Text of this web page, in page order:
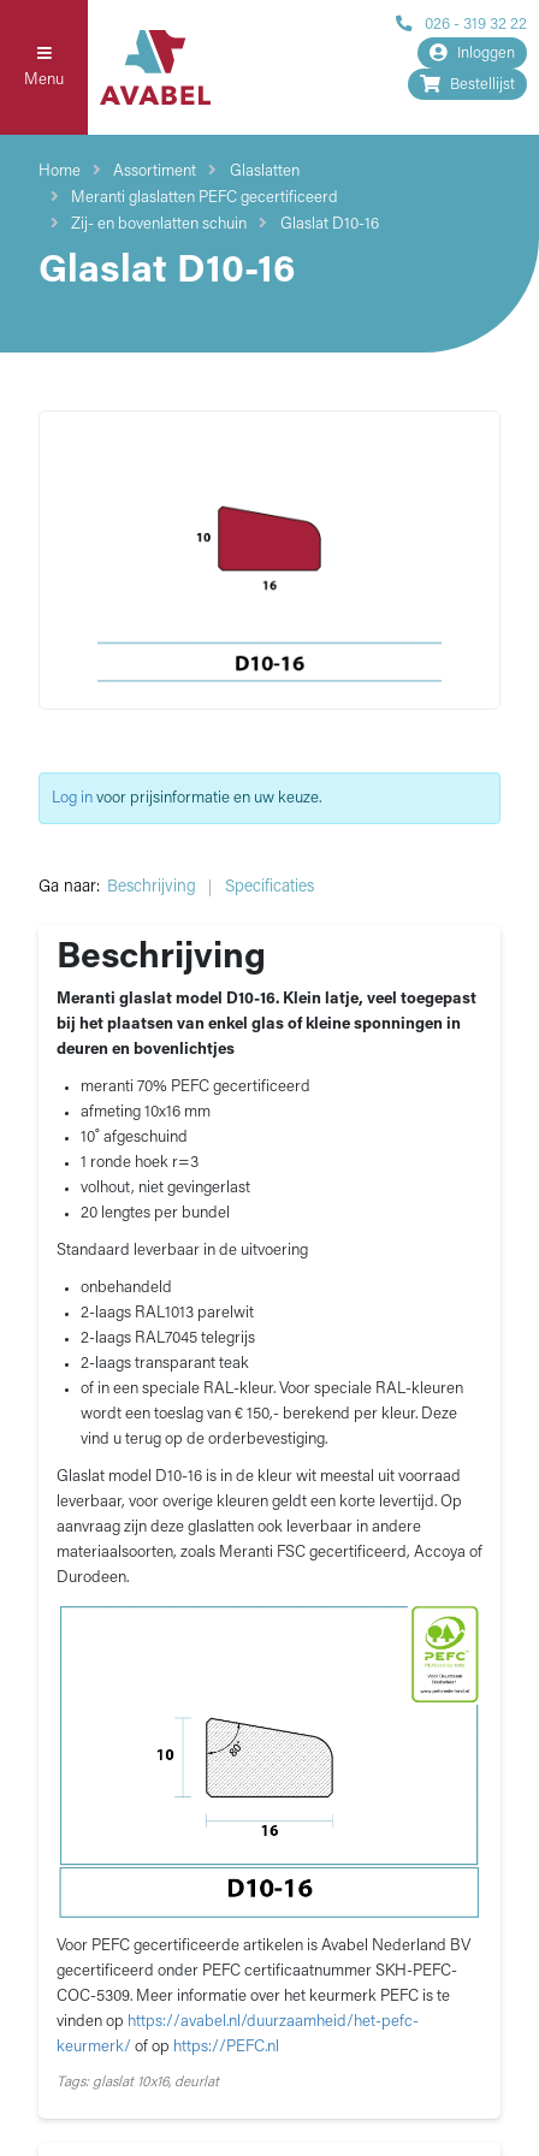
Menu
026 - 319 32 22
Inloggen
Bestellijst
Home Assortiment
Glaslatten
Meranti glaslatten PEFC gecertificeerd
Zij- en bovenlatten schuin
Glaslat D10-16
Glaslat D10-16
Ga naar: Beschrijving Specificaties
Beschrijving
Meranti glaslat model D10-16. Klein latje, veel toegepast
bij het plaatsen van enkel glas of kleine sponningen in
deuren en bovenlichtjes
meranti 70% PEFC gecertificeerd
afmeting 10x16 mm
10˚ afgeschuind
1 ronde hoek r=3
volhout, niet gevingerlast
20 lengtes per bundel
Standaard leverbaar in de uitvoering
onbehandeld
2-laags RAL1013 parelwit
2-laags RAL7045 telegrijs
2-laags transparant teak
of in een speciale RAL-kleur. Voor speciale RAL-kleuren
wordt een toeslag van € 150,- berekend per kleur. Deze
vind u terug op de orderbevestiging.
Glaslat model D10-16 is in de kleur wit meestal uit voorraad
leverbaar, voor overige kleuren geldt een korte levertijd. Op
aanvraag zijn deze glaslatten ook leverbaar in andere
materiaalsoorten, zoals Meranti FSC gecertificeerd, Accoya of
Durodeen.
Voor PEFC gecertificeerde artikelen is Avabel Nederland BV
gecertificeerd onder PEFC certificaatnummer SKH-PEFC-
COC-5309. Meer informatie over het keurmerk PEFC is te
vinden op https://avabel.nl/duurzaamheid/het-pefc-
keurmerk/ of op https://PEFC.nl
Tags: glaslat 10x16, deurlat
Log in voor prijsinformatie en uw keuze.